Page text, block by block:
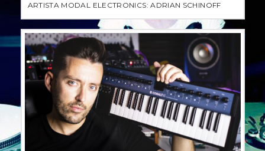
ARTISTA MODAL ELECTRONICS: ADRIAN SCHINOFF